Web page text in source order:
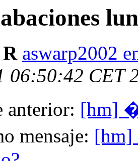
aswarp2002
06:50:42 CET
anterior: [hm]
mensaje: